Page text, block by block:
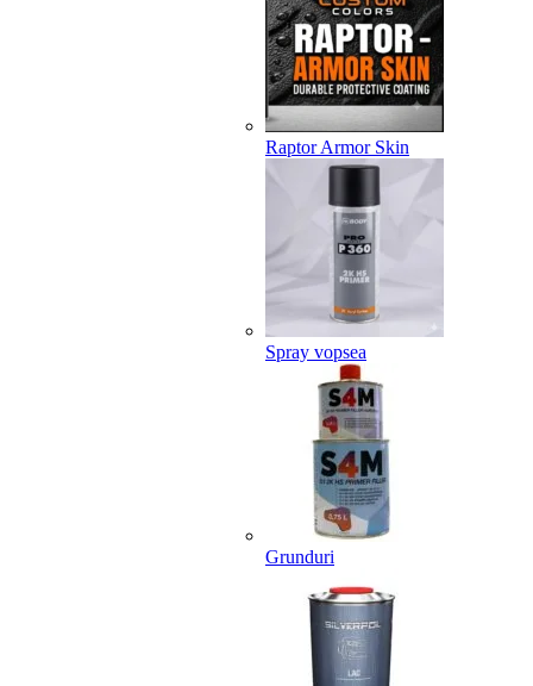
Raptor Armor Skin
Spray vopsea
Grunduri